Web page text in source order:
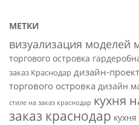
МЕТКИ
визуализация моделей
торгового островка
заказ Краснодар дизайн-
торгового островка дизайн
стиле на заказ краснодар кухня
заказ краснодар кухня